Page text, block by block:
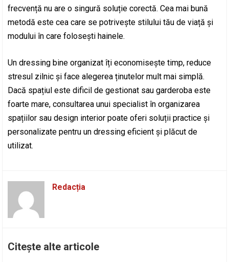
frecvență nu are o singură soluție corectă. Cea mai bună
metodă este cea care se potrivește stilului tău de viață și
modului în care folosești hainele.
Un dressing bine organizat îți economisește timp, reduce
stresul zilnic și face alegerea ținutelor mult mai simplă.
Dacă spațiul este dificil de gestionat sau garderoba este
foarte mare, consultarea unui specialist în organizarea
spațiilor sau design interior poate oferi soluții practice și
personalizate pentru un dressing eficient și plăcut de
utilizat.
Redacția
Citește alte articole